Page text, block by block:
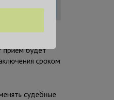
прием будет
сроком
судебные